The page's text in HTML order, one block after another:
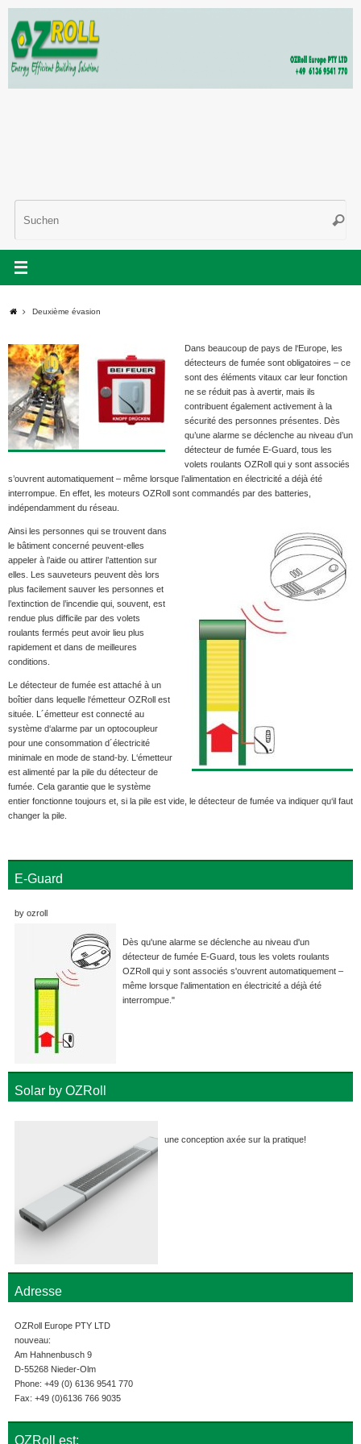
Zum
Inhalt
springen
StartDeuxième évasion
Dans beaucoup de pays de l‘Europe, les
détecteurs de fumée sont obligatoires – ce
sont des éléments vitaux car leur fonction
ne se réduit pas à avertir, mais ils
contribuent également activement à la
sécurité des personnes présentes. Dès
qu’une alarme se déclenche au niveau d’un
détecteur de fumée E-Guard, tous les
volets roulants OZRoll qui y sont associés
s’ouvrent automatiquement – même lorsque l’alimentation en électricité a déjà été
interrompue. En effet, les moteurs OZRoll sont commandés par des batteries,
indépendamment du réseau.
Ainsi les personnes qui se trouvent dans
le bâtiment concerné peuvent-elles
appeler à l’aide ou attirer l’attention sur
elles. Les sauveteurs peuvent dès lors
plus facilement sauver les personnes et
l’extinction de l’incendie qui, souvent, est
rendue plus difficile par des volets
roulants fermés peut avoir lieu plus
rapidement et dans de meilleures
conditions.
Le détecteur de fumée est attaché à un
boîtier dans lequelle l‘émetteur OZRoll est
située. L´émetteur est connecté au
système d‘alarme par un optocoupleur
pour une consommation d´électricité
minimale en mode de stand-by. L‘émetteur
est alimenté par la pile du détecteur de
fumée. Cela garantie que le système
entier fonctionne toujours et, si la pile est vide, le détecteur de fumée va indiquer qu‘il faut
changer la pile.
E-Guard
by ozroll
Dès qu'une alarme se déclenche au niveau d'un
détecteur de fumée E-Guard, tous les volets roulants
OZRoll qui y sont associés s'ouvrent automatiquement –
même lorsque l'alimentation en électricité a déjà été
interrompue."
Solar by OZRoll
une conception axée sur la pratique!
Adresse
OZRoll Europe PTY LTD
nouveau:
Am Hahnenbusch 9
D-55268 Nieder-Olm
Phone: +49 (0) 6136 9541 770
Fax: +49 (0)6136 766 9035
OZRoll est: